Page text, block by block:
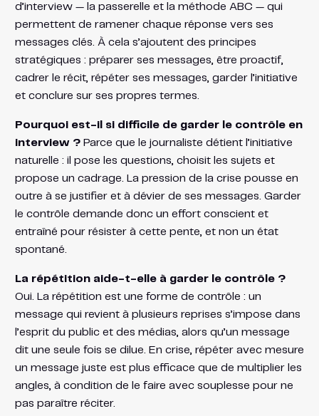
d’interview — la passerelle et la méthode ABC — qui
permettent de ramener chaque réponse vers ses
messages clés. À cela s’ajoutent des principes
stratégiques : préparer ses messages, être proactif,
cadrer le récit, répéter ses messages, garder l’initiative
et conclure sur ses propres termes.
Pourquoi est-il si difficile de garder le contrôle en
interview ?Parce que le journaliste détient l’initiative
naturelle : il pose les questions, choisit les sujets et
propose un cadrage. La pression de la crise pousse en
outre à se justifier et à dévier de ses messages. Garder
le contrôle demande donc un effort conscient et
entraîné pour résister à cette pente, et non un état
spontané.
La répétition aide-t-elle à garder le contrôle ?
Oui. La répétition est une forme de contrôle : un
message qui revient à plusieurs reprises s’impose dans
l’esprit du public et des médias, alors qu’un message
dit une seule fois se dilue. En crise, répéter avec mesure
un message juste est plus efficace que de multiplier les
angles, à condition de le faire avec souplesse pour ne
pas paraître réciter.